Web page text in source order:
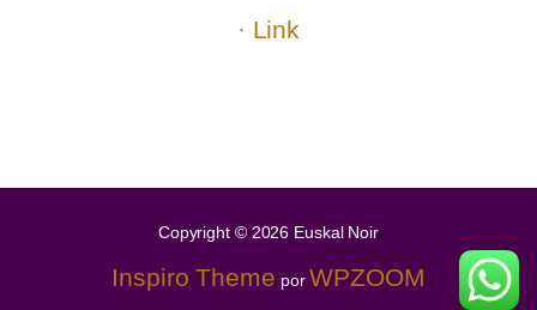
· Link
Copyright © 2026 Euskal Noir
Inspiro Theme por WPZOOM